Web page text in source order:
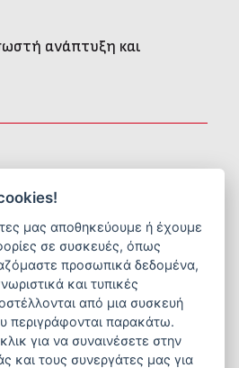
ανάπτυξη και
μας αποθηκεύουμε ή έχουμε
σε συσκευές, όπως
προσωπικά δεδομένα,
και τυπικές
από μια συσκευή
περιγράφονται παρακάτω.
για να συναινέσετε στην
και τους συνεργάτες μας για